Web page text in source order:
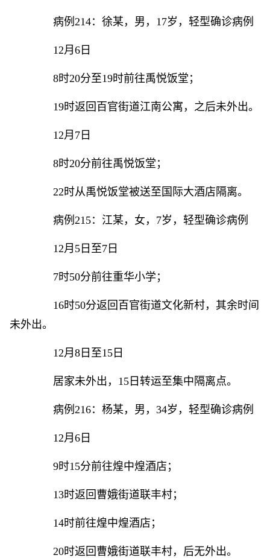
病例214：徐某，男，17岁，轻型确诊病例
12月6日
8时20分至19时前往禹悦饭堂；
19时返回百官街道江南公寓，之后未外出。
12月7日
8时20分前往禹悦饭堂；
22时从禹悦饭堂被送至国际大酒店隔离。
病例215：江某，女，7岁，轻型确诊病例
12月5日至7日
7时50分前往重华小学；
16时50分返回百官街道文化新村，其余时间
未外出。
12月8日至15日
居家未外出，15日转运至集中隔离点。
病例216：杨某，男，34岁，轻型确诊病例
12月6日
9时15分前往煌中煌酒店；
13时返回曹娥街道联丰村；
14时前往煌中煌酒店；
20时返回曹娥街道联丰村，后无外出。